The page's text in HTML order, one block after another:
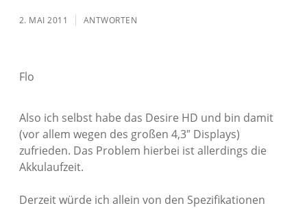
2. MAI 2011 ANTWORTEN
Flo
Also ich selbst habe das Desire HD und bin damit
(vor allem wegen des großen 4,3″ Displays)
zufrieden. Das Problem hierbei ist allerdings die
Akkulaufzeit.
Derzeit würde ich allein von den Spezifikationen